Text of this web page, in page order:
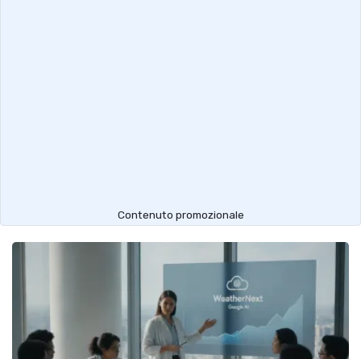
Contenuto promozionale